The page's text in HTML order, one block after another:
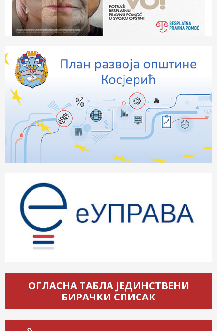
ОГЛАСНА ТАБЛА ЈЕДИНСТВЕНИ
БИРАЧКИ СПИСАК